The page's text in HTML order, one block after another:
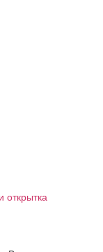
открытка